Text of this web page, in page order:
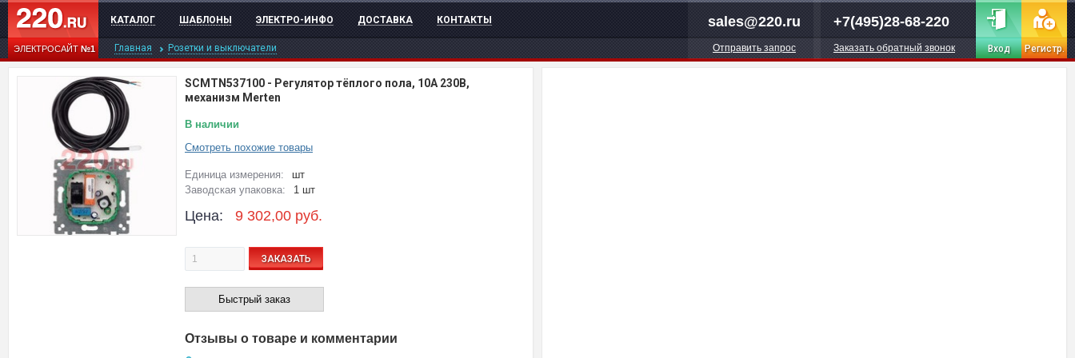
ЭЛЕКТРОСАЙТ№1
КАТАЛОГ ШАБЛОНЫ ЭЛЕКТРО-ИНФО ДОСТАВКА КОНТАКТЫ sales@220.ru
Отправить запрос
+7(495)28-68-220
Заказать обратный звонок Вход Регистр.
Главная Розетки и выключатели
SCMTN537100 - Регулятор тёплого пола, 10A 230В,
механизм Merten
В наличии
Смотреть похожие товары
Единица измерения:
шт
Заводская упаковка:
1 шт
Цена: 9 302,00 руб.
ЗАКАЗАТЬ
Быстрый заказ
Отзывы о товаре и комментарии